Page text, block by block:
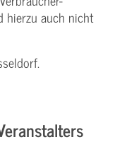
hierzu auch nicht